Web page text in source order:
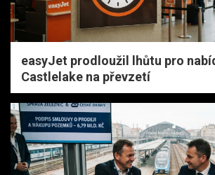
easyJet prodloužil lhůtu pro
Castlelake na převzetí